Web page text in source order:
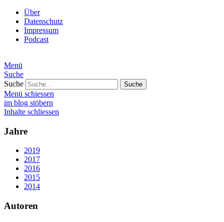
Über
Datenschutz
Impressum
Podcast
Menü
Suche
Suche
Menü schiessen
im blog stöbern
Inhalte schliessen
Jahre
2019
2017
2016
2015
2014
Autoren